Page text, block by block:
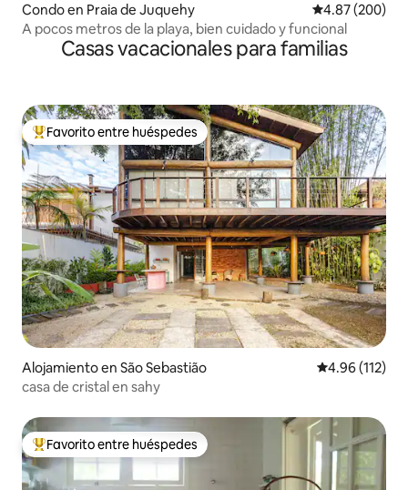
Condo en Praia de Juquehy Calificación
4.87 (200)
A pocos metros de la playa, bien cuidado y funcional
Casas vacacionales para familias
Favorito entre huéspedes preferido
Favorito entre huéspedes
Alojamiento en São Sebastião Calificación
4.96 (112)
casa de cristal en sahy
Favorito entre huéspedes preferido
Favorito entre huéspedes